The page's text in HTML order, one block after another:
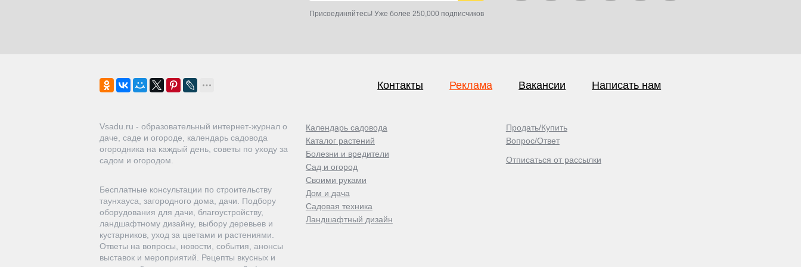
Присоединяйтесь! Уже более 250,000 подписчиков
Контакты Реклама Вакансии Написать нам
Vsadu.ru - образовательный интернет-журнал о
даче, саде и огороде, календарь садовода
огородника на каждый день, советы по уходу за
садом и огородом.
Бесплатные консультации по строительству
таунхауса, загородного дома, дачи. Подбору
оборудования для дачи, благоустройству,
ландшафтному дизайну, выбору деревьев и
кустарников, уход за цветами и растениями.
Ответы на вопросы, новости, события, анонсы
выставок и мероприятий. Рецепты вкусных и
Календарь садовода
Каталог растений
Болезни и вредители
Сад и огород
Своими руками
Дом и дача
Садовая техника
Ландшафтный дизайн
Продать/Купить
Вопрос/Ответ
Отписаться от рассылки